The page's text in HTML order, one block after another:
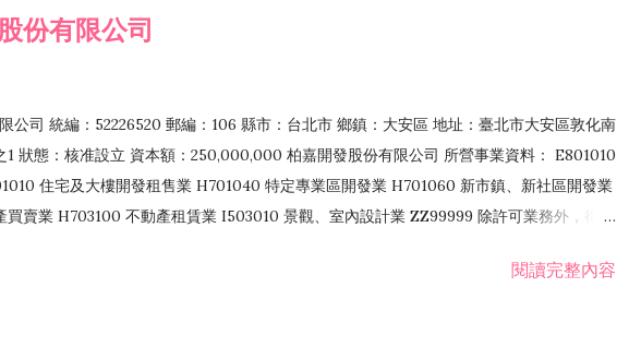
份有限公司
公司 統編：52226520 郵編：106 縣市：台北市 鄉鎮：大安區 地址：臺北市大安區敦化南
1 狀態：核准設立 資本額：250,000,000 柏嘉開發股份有限公司 所營事業資料： E801010
住宅及大樓開發租售業 H701040 特定專業區開發業 H701060 新市鎮、新社區開發業
賣業 H703100 不動產租賃業 I503010 景觀、室內設計業 ZZ99999 除許可業務外，得經
閱讀完整內容